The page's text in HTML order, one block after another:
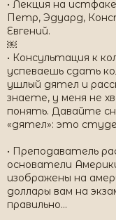
• Лекция на
Петр, Эдуард,
Евгений.
￼
• Консультация к
успеваешь сдать
ушлый дятел и
знаете, у меня не
понять. Давайте
«дятел»: это
• Преподаватель
основатели
изображены на
доллары вам на
правильно...